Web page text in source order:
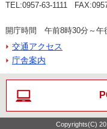
TEL:0957-63-1111
開庁時間 午前8時30分～午
交通アクセス
庁舎案内
Copyrights(C)